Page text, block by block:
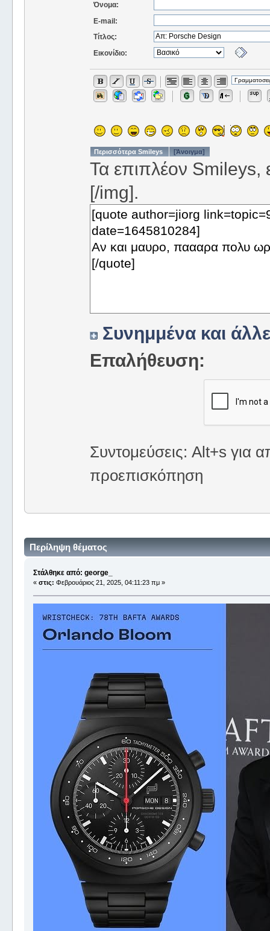
Όνομα:
E-mail:
Τίτλος:
Εικονίδιο:
Περισσότερα Smileys [Άνοιγμα]
Τα επιπλέον Smileys,
[/img].
Συνημμένα και
Επαλήθευση:
Συντομεύσεις: Alt+s για
προεπισκόπηση
Περίληψη θέματος
Στάλθηκε από: george_
« στις: Φεβρουάριος 21, 2025, 04:11:23 πμ »